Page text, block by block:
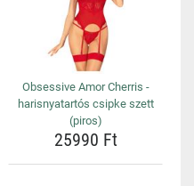
Obsessive Amor Cherris -
harisnyatartós csipke szett
(piros)
25990 Ft